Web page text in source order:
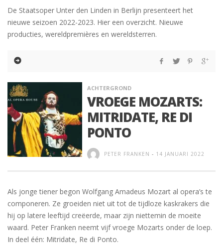
De Staatsoper Unter den Linden in Berlijn presenteert het
nieuwe seizoen 2022-2023. Hier een overzicht. Nieuwe
producties, wereldpremières en wereldsterren.
ACHTERGROND
VROEGE MOZARTS:
MITRIDATE, RE DI
PONTO
PETER FRANKEN - 14 JANUARI 2022
Als jonge tiener begon Wolfgang Amadeus Mozart al opera’s te
componeren. Ze groeiden niet uit tot de tijdloze kaskrakers die
hij op latere leeftijd creëerde, maar zijn niettemin de moeite
waard. Peter Franken neemt vijf vroege Mozarts onder de loep.
In deel één: Mitridate, Re di Ponto.